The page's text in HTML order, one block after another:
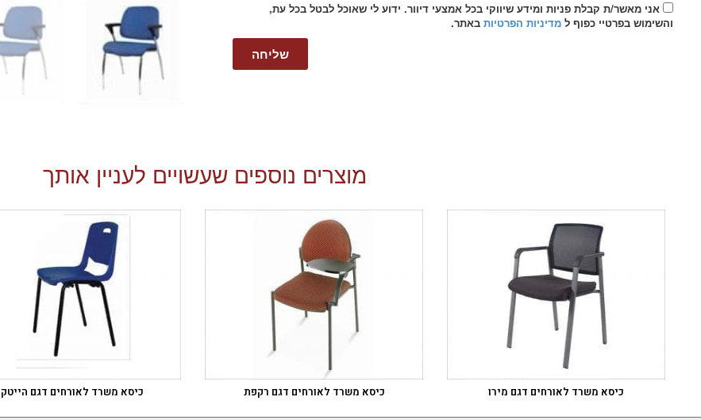
אני מאשר/ת קבלת פניות ומידע שיווקי בכל אמצעי דיוור. ידוע לי שאוכל לבטל בכל עת,
והשימוש בפרטיי כפוף ל מדיניות הפרטיות באתר.
שליחה
מוצרים נוספים שעשויים לעניין אותך
כיסא משרד לאורחים דגם מירו כיסא משרד לאורחים דגם רקפת כיסא משרד לאורחים דגם הייטק